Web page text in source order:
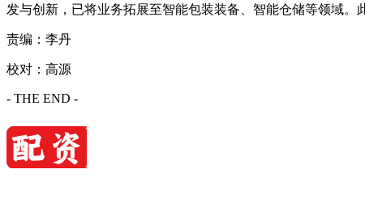
发与创新，已将业务拓展至智能包装装备、智能仓储等领域。
责编：李丹
校对：高源
- THE END -